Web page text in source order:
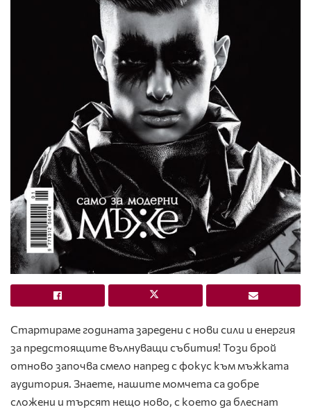
Стартираме годината заредени с нови сили и енергия
за предстоящите вълнуващи събития! Този брой
отново започва смело напред с фокус към мъжката
аудитория. Знаете, нашите момчета са добре
сложени и търсят нещо ново, с което да блеснат